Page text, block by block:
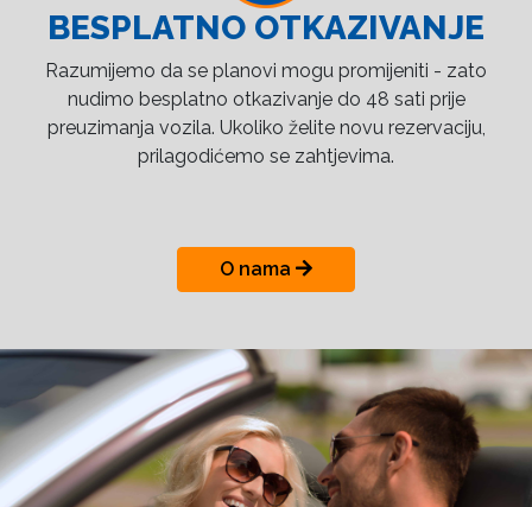
BESPLATNO OTKAZIVANJE
Razumijemo da se planovi mogu promijeniti - zato
nudimo besplatno otkazivanje do 48 sati prije
preuzimanja vozila. Ukoliko želite novu rezervaciju,
prilagodićemo se zahtjevima.
O nama